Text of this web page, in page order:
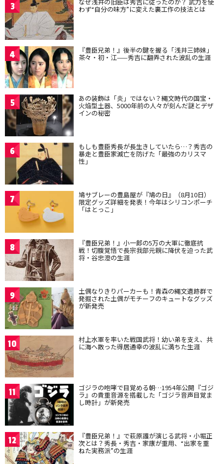
3 わず“自分の味方”に変えた裏工作の技法とは
4 『豊臣兄弟！』後半の鍵を握る「浅井三姉妹」
茶々・初・江——秀吉に翻弄された波乱の生涯
5 あの装飾は「炎」ではない？縄文時代の国宝・
火焔型土器、5000年前の人々が刻んだ謎とデザ
インの秘密
6 もしも豊臣秀長が長生きしていたら…？秀吉の
暴走と豊臣家滅亡を防げた「最強のカリスマ
性」
7 鳩サブレーの豊島屋が『鳩の日』（8月10日）
限定グッズ詳細を発表！今年はシリコンポーチ
「はとっこ」
8 『豊臣兄弟！』小一郎の5万の大軍に徹底抗
戦！切腹覚悟で長宗我部元親に降伏を迫った武
将・谷忠澄の生涯
9 土偶なりきりパーカーも！青森の縄文遺跡群で
発掘された土偶がモチーフのキュートなグッズ
が新発売
10 村上水軍を率いた戦国武将！幼い弟を支え、共
に海へ散った得居通幸の波乱に満ちた生涯
11 ゴジラの咆哮で目覚める朝…1954年公開『ゴジ
ラ』の貴重音源を搭載した「ゴジラ音声目覚ま
し時計」が新発売
12 『豊臣兄弟！』で萩原護が演じる武将・小堀正
次とは？秀長・秀吉・家康が重用、“出家を重
ねた実務派”の生涯